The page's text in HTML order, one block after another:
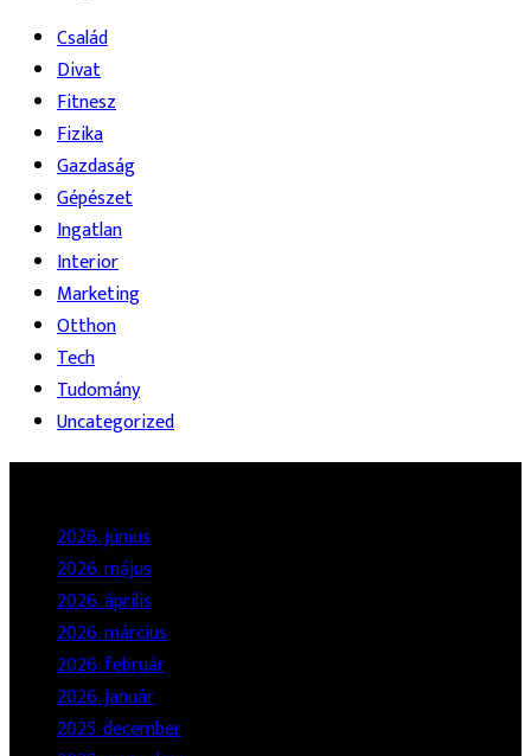
Család
Divat
Fitnesz
Fizika
Gazdaság
Gépészet
Ingatlan
Interior
Marketing
Otthon
Tech
Tudomány
Uncategorized
2026. június
2026. május
2026. április
2026. március
2026. február
2026. január
2025. december